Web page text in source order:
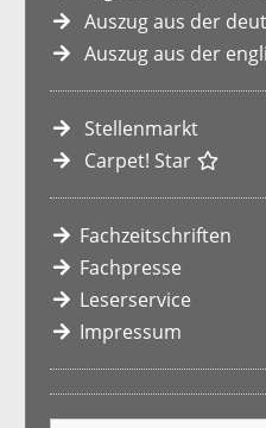
Auszug aus der
Auszug aus der
Stellenmarkt
Carpet! Star
Fachzeitschriften
Fachpresse
Leserservice
Impressum